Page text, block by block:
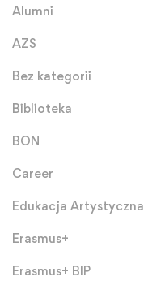
Alumni
AZS
Bez kategorii
Biblioteka
BON
Career
Edukacja Artystyczna
Erasmus+
Erasmus+ BIP